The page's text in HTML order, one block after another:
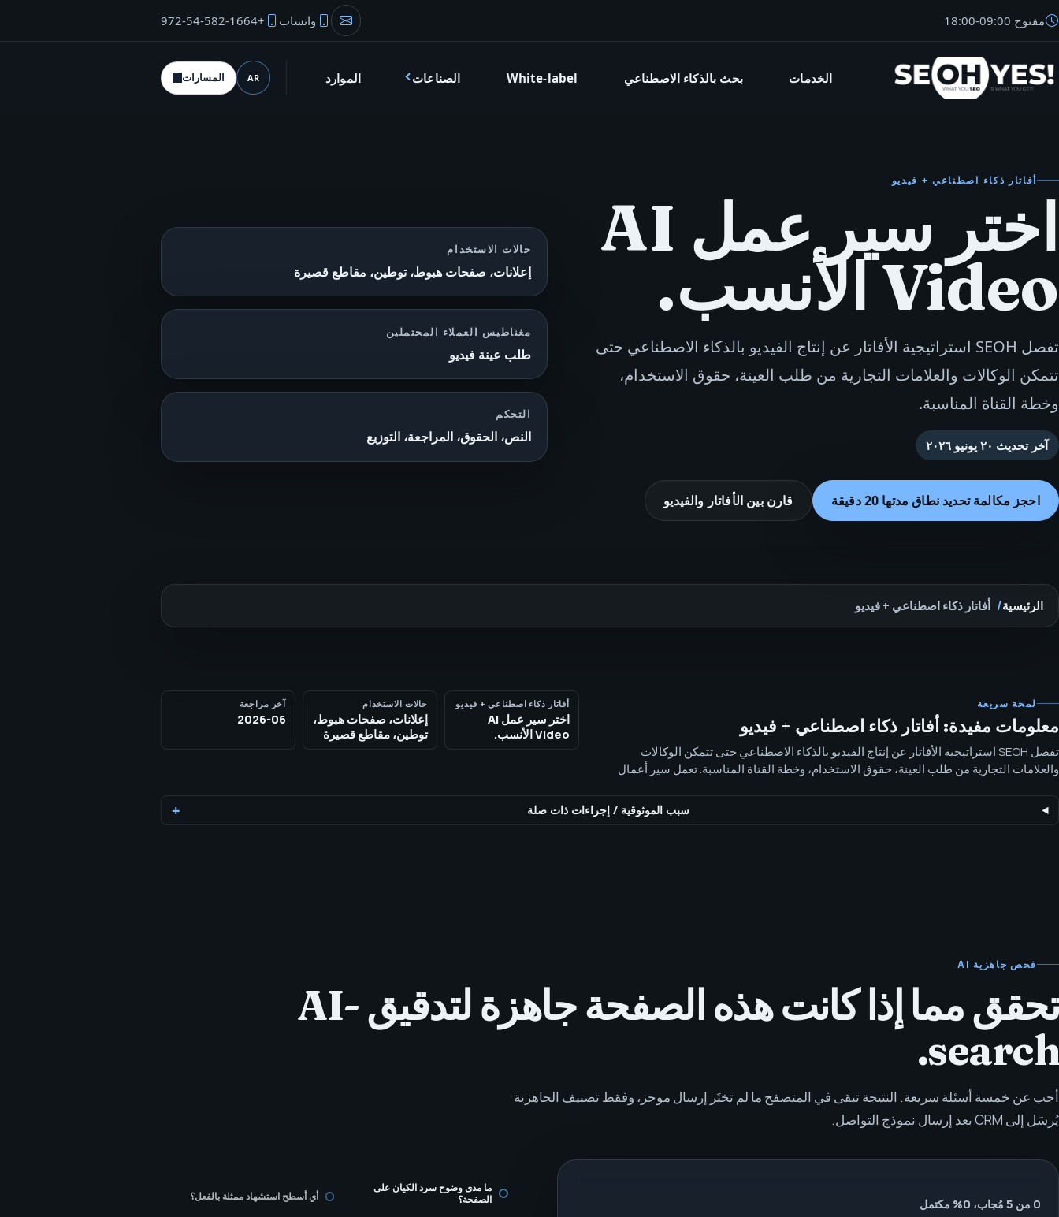
مفتوح 09:00
-
18:00 بريد المؤسس
واتساب +972-54-582-1664
SEOH الخدمات بحث بالذكاء الاصطناعي White-label الصناعات الموارد اللغة (desktop)
AR المسارات
أفاتار ذكاء اصطناعي + فيديو
اختر سير عمل AI
Video الأنسب.
تفصل SEOH استراتيجية الأفاتار عن إنتاج الفيديو بالذكاء الاصطناعي حتى
تتمكن الوكالات والعلامات التجارية من طلب العينة، حقوق الاستخدام،
وخطة القناة المناسبة.
آخر تحديث ٢٠ يونيو ٢٠٢٦
احجز مكالمة تحديد نطاق مدتها 20 دقيقة قارن بين الأفاتار والفيديو
حالات الاستخدام
إعلانات، صفحات هبوط، توطين، مقاطع قصيرة
مغناطيس العملاء المحتملين
طلب عينة فيديو
التحكم
النص، الحقوق، المراجعة، التوزيع
الرئيسية أفاتار ذكاء اصطناعي + فيديو
لمحة سريعة
معلومات مفيدة: أفاتار ذكاء اصطناعي + فيديو
تفصل SEOH استراتيجية الأفاتار عن إنتاج الفيديو بالذكاء الاصطناعي حتى تتمكن الوكالات
والعلامات التجارية من طلب العينة، حقوق الاستخدام، وخطة القناة المناسبة. تعمل سير أعمال
الأفضل عندما تكون النصوص، التعليق الصوتي، الحركة، التوطين، أو حجم المحتوى القصير هي
الأهم.
أفاتار ذكاء اصطناعي + فيديو
اختر سير عمل AI
Video الأنسب.
حالات الاستخدام
إعلانات، صفحات هبوط،
توطين، مقاطع قصيرة
آخر مراجعة
2026-06
سبب الموثوقية /إجراءات ذات صلة
فحص جاهزية AI
تحقق مما إذا كانت هذه الصفحة جاهزة لتدقيق AI-
search.
أجب عن خمسة أسئلة سريعة. النتيجة تبقى في المتصفح ما لم تختَر إرسال موجز، وفقط تصنيف الجاهزية
يُرسَل إلى CRM بعد إرسال نموذج التواصل.
0 من 5 مُجاب، 0% مكتمل
ما مدى وضوح سرد الكيان على
الصفحة؟
أي أسطح استشهاد ممثلة بالفعل؟